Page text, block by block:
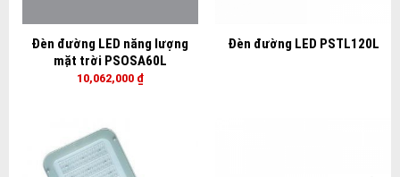
Đèn đường LED năng lượng
mặt trời PSOSA60L
10,062,000 ₫
Đèn đường LED PSTL120L